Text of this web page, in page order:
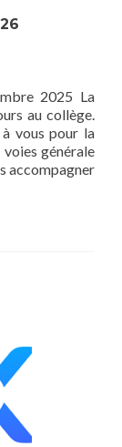
2025 La
au collège.
vous pour la
générale
accompagner